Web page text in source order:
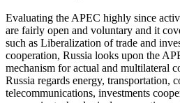
Evaluating the APEC highly since
are fairly open and voluntary and it
such as Liberalization of trade and
cooperation, Russia looks upon the
mechanism for actual and multilateral
Russia regards energy, transportation,
telecommunications, investments